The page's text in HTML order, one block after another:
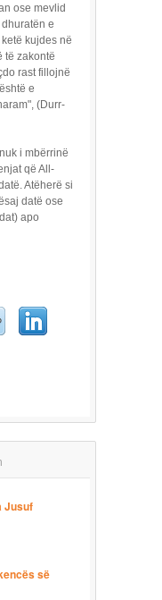
ose mevlid
e
kujdes në
të zakontë
rast fillojnë
e
(Durr-
i mbërrinë
që All-
Atëherë si
datë ose
apo
Jusuf
së